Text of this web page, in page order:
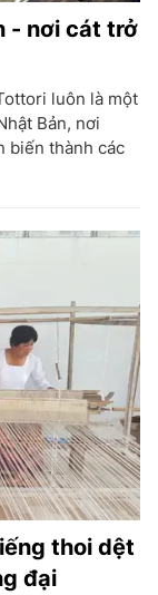
- nơi cát trở
luôn là một
Bản, nơi
biến thành các
thoi dệt
đại